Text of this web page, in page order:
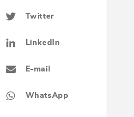
Twitter
LinkedIn
E-mail
WhatsApp